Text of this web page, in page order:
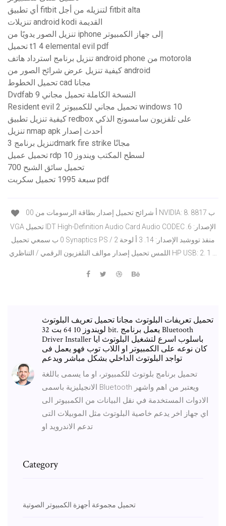
أي تطبيق fitbit لتنزيله من أجل fitbit alta
تنزيلات android kodi القديمة
تنزيل الصور يدويًا من iphone إلى جهاز الكمبيوتر
تحميل t1 4 elemental evil pdf
تنزيل برنامج استرداد هاتف android phone من motorola
كيفية تنزيل عرض شرائح الصور من android
تحميل الخطوط cad مجانا
Dvdfab 9 النسخة الكاملة تحميل مجاني
Resident evil 2 تحميل مجاني للكمبيوتر windows 10
كيفية تنزيل تطبيق redbox على تلفزيون سامسونج الذكي
تنزيل nmap apk أحدث إصدار
تنزيل برنامج 3dmark fire strike مجانًا
تحميل عميل rdp لسطح المكتب ويندوز 10
تحميل سائق الشبح 700
سبعة 1995 تحميل سكربت pdf
00 أ شرائح تحميل إصدار بطاقة الرسومات من NVIDIA: 8. 8817 ب
VGA تحميل IDT High-Definition Audio Card Audio CODEC الإصدار: 6.
0 ب سمعي تحميل Synaptics PS / 2 منفذ تووشبد الإصدار: 14. 3 أ لوحة
اللمس تحميل إصدار موالف التلفزيون الرقمي / التناظري HP USB: 2. 1 …
تحميل تعريفات البلوتوث مجانا تحميل تعريف البلوتوث
لويندوز 10 64 بت 32 bit. يعمل برنامج Bluetooth
Driver Installer باسلوب اسرع لتشغيل البلوتوث ايا
كان نوعه على الكمبيوتر او اللاب توب فهو يعمل فى
تواجد البلوتوث الداخلي بشكل مباشر ويدعم
تحميل برنامج بلوتوث للكمبيوتر، او ما يسمى باللغة
الانجيليزية باسمى Bluetooth ويعتبر من اهم واشهر
الادوات المستخدمة في نقل البيانات من الكمبيوتر الى
اي جهاز اخر يدعم خاصية البلوتوث مثل الموبيلات التى
تدعم الاندرويد او
Category
تحميل مجموعة أجهزة الكمبيوتر الصوتية